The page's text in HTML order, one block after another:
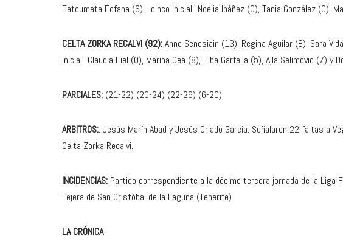
Fatoumata Fofana (6) –cinco inicial- Noelia Ibáñez (0), Tania González (0),
CELTA ZORKA RECALVI (92):Anne Senosiain (13), Regina Aguilar (8), Sara
inicial- Claudia Fiel (0), Marina Gea (8), Elba Garfella (5), Ajla Selimovic (7) y
PARCIALES: (21-22) (20-24) (22-26) (6-20)
ARBITROS:. Jesús Marín Abad y Jesús Criado García. Señalaron 22 faltas a
Celta Zorka Recalvi.
INCIDENCIAS: Partido correspondiente a la décimo tercera jornada de la Liga
Tejera de San Cristóbal de la Laguna (Tenerife)
LA CRÓNICA